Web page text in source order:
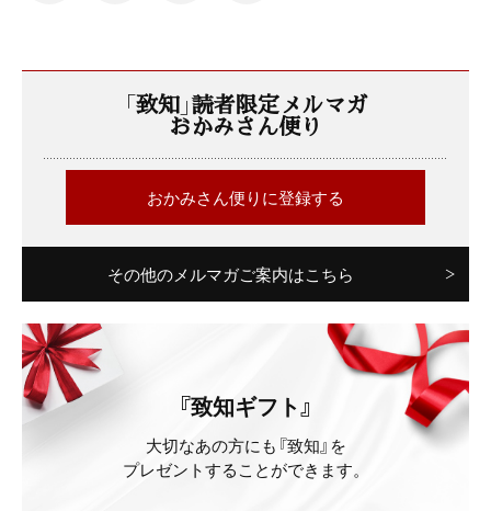
「致知」読者限定メルマガ
おかみさん便り
おかみさん便りに登録する
その他のメルマガご案内はこちら
『致知ギフト』
大切なあの方にも『致知』を
プレゼントすることができます。